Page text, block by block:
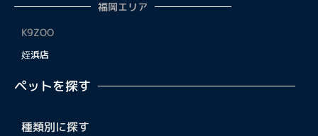
福岡エリア
K9ZOO
姪浜店
ペットを探す
種類別に探す